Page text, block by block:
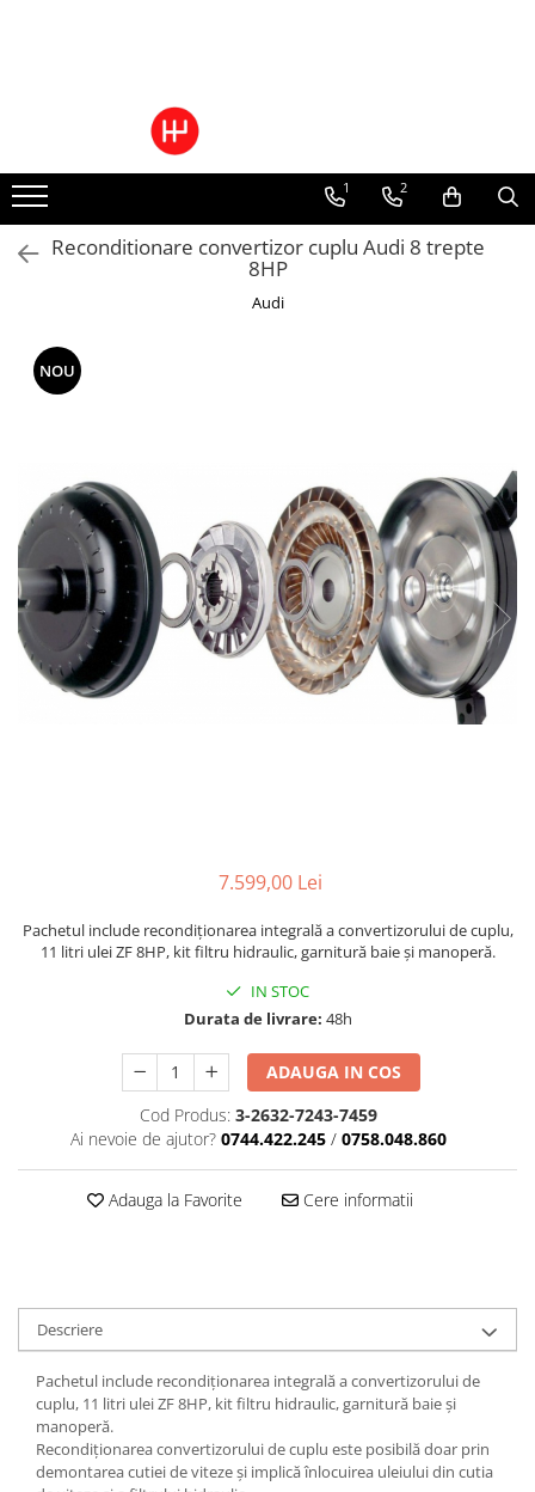
Ulei cutie automata
Filtre cutii automate
1 2
Reconditionare convertizor cuplu Audi 8 trepte
8HP
Audi
NOU
7.599,00 Lei
Pachetul include recondiționarea integrală a convertizorului de cuplu,
11 litri ulei ZF 8HP, kit filtru hidraulic, garnitură baie și manoperă.
IN STOC
Durata de livrare: 48h
ADAUGA IN COS
Cod Produs: 3-2632-7243-7459
Ai nevoie de ajutor? 0744.422.245 / 0758.048.860
Adauga la Favorite Cere informatii
Descriere
Pachetul include recondiționarea integrală a convertizorului de
cuplu, 11 litri ulei ZF 8HP, kit filtru hidraulic, garnitură baie și
manoperă.
Recondiționarea convertizorului de cuplu este posibilă doar prin
demontarea cutiei de viteze și implică înlocuirea uleiului din cutia